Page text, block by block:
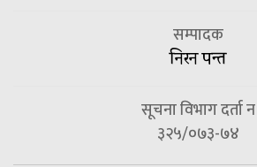
सम्पादक
निरन पन्त
सूचना विभाग दर्ता न
३२५/०७३-७४